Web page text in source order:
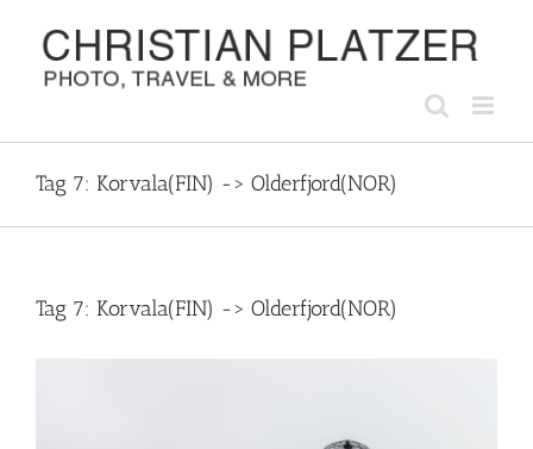
Inhalt
springen
Tag 7: Korvala(FIN) -> Olderfjord(NOR)
Tag 7: Korvala(FIN) -> Olderfjord(NOR)